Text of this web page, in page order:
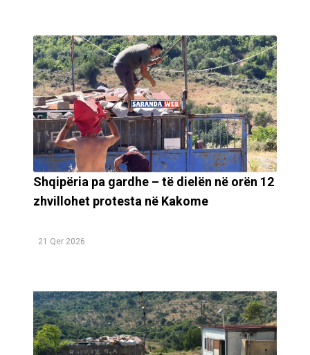
Shqipëria pa gardhe – të dielën në orën 12
zhvillohet protesta në Kakome
21 Qer 2026